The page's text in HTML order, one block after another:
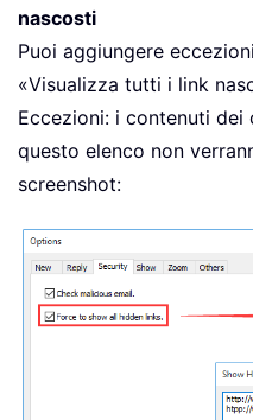
nascosti
Puoi aggiungere
«Visualizza tutti i link
Eccezioni: i contenuti dei
questo elenco non
screenshot: